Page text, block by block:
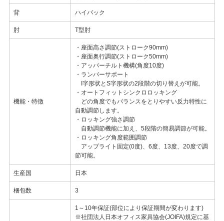
背 ハイバック
肘 T型肘
機能・特徴
・座面高さ調節(ストローク90mm)
・座面奥行調節(ストローク50mm)
・アッパーチルト機構(角度10度)
・ランバーサポート
I字形状とS字形状の2段階の切り替えが可能。
・オートフィットシンクロロッキング
どの角度でもバランスをとりやすい反力特性に
自動調節します。
・ロッキング強さ調節
自動調節機能に加え、5段階の簡易調節が可能。
・ロッキング角度範囲調節
アップライト固定(0度)、6度、13度、20度で調
節可能。
生産国 日本
梱包数 3
1～10年保証(部位により保証期間が変わります)
※社団法人日本オフィス家具協会(JOIFA)規定に基